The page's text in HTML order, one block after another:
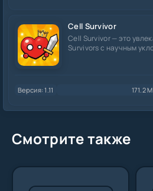
Cell Survivor
Cell Survivor — это
Survivors с научным
Версия: 1.11 171.2
Смотрите также